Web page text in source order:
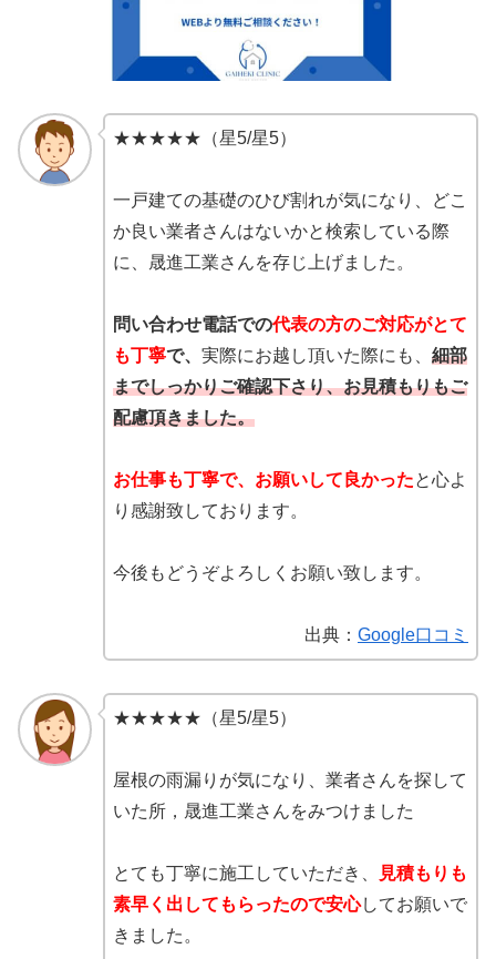
★★★★★（星5/星5）
一戸建ての基礎のひび割れが気になり、どこ
か良い業者さんはないかと検索している際
に、晟進工業さんを存じ上げました。
問い合わせ電話での代表の方のご対応がとて
も丁寧で、 実際にお越し頂いた際にも、 細部
までしっかりご確認下さり、お見積もりもご
配慮頂きました。
お仕事も丁寧で、お願いして良かったと心よ
り感謝致しております。
今後もどうぞよろしくお願い致します。
出典： Google口コミ
★★★★★（星5/星5）
屋根の雨漏りが気になり、業者さんを探して
いた所，晟進工業さんをみつけました
とても丁寧に施工していただき、
見積もりも
素早く出してもらったので安心してお願いで
きました。